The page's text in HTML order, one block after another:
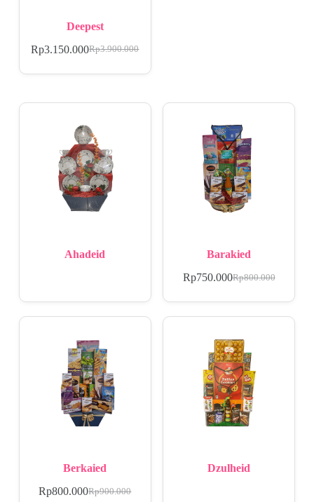
Deepest
Rp3.900.000
Rp3.150.000
Ahadeid Barakied
Rp800.000
Rp750.000
Berkaied
Rp900.000
Rp800.000
Dzulheid